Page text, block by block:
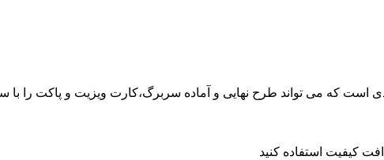
است که می تواند طرح نهایی و آماده سربرگ،کارت ویزیت و پاکت را
کيفيت استفاده کنيد